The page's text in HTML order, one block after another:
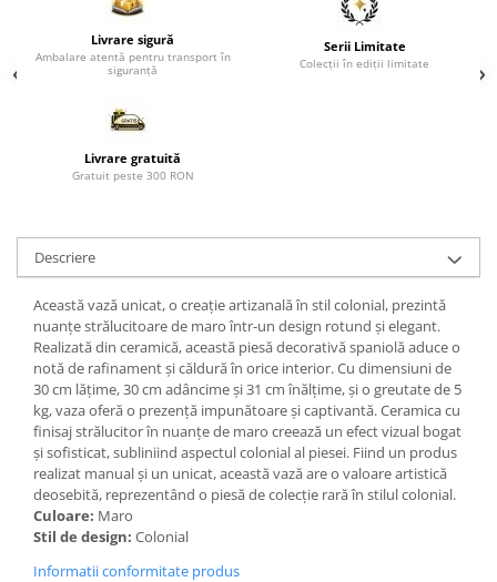
Carucior de servire
Postamente, Piedestale
Paravane de camera
Livrare sigură
Ambalare atentă pentru transport în
siguranță
Serii Limitate
Colecții în ediții limitate
Livrare gratuită
Gratuit peste 300 RON
Descriere
Această vază unicat, o creație artizanală în stil colonial, prezintă
nuanțe strălucitoare de maro într-un design rotund și elegant.
Realizată din ceramică, această piesă decorativă spaniolă aduce o
notă de rafinament și căldură în orice interior. Cu dimensiuni de
30 cm lățime, 30 cm adâncime și 31 cm înălțime, și o greutate de 5
kg, vaza oferă o prezență impunătoare și captivantă. Ceramica cu
finisaj strălucitor în nuanțe de maro creează un efect vizual bogat
și sofisticat, subliniind aspectul colonial al piesei. Fiind un produs
realizat manual și un unicat, această vază are o valoare artistică
deosebită, reprezentând o piesă de colecție rară în stilul colonial.
Culoare: Maro
Stil de design: Colonial
Informatii conformitate produs